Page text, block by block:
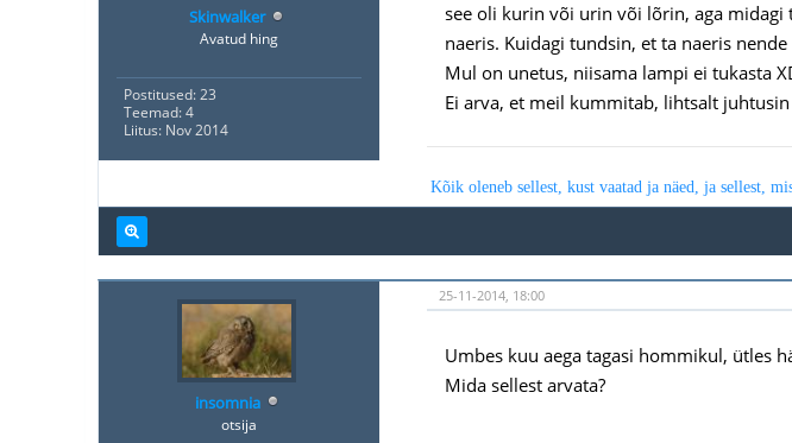
Skinwalker
Avatud hing
Postitused: 23
Teemad: 4
Liitus: Nov 2014
see oli kurin või urin või lõrin, aga midagi
naeris. Kuidagi tundsin, et ta naeris
Mul on unetus, niisama lampi ei tukasta
Ei arva, et meil kummitab, lihtsalt
Kõik oleneb sellest, kust vaatad ja näed, ja sellest,
insomnia
otsija
25-11-2014, 18:00
Umbes kuu aega tagasi hommikul, ütles
Mida sellest arvata?